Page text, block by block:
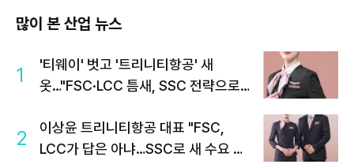
많이 본 산업 뉴스
1
'티웨이' 벗고 '트리니티항공' 새
옷…"FSC·LCC 틈새, SSC 전략으로
2
이상윤 트리니티항공 대표 "FSC,
LCC가 답은 아냐…SSC로 새 수요 창